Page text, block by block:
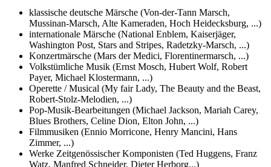
klassische deutsche Märsche (Von-der-Tann Marsch,
Mussinan-Marsch, Alte Kameraden, Hoch Heidecksburg, ...)
internationale Märsche (National Enblem, Kaiserjäger,
Washington Post, Stars and Stripes, Radetzky-Marsch, ...)
Konzertmärsche (Mars der Medici, Florentinermarsch, ...)
Volkstümliche Musik (Ernst Mosch, Hubert Wolf, Robert
Payer, Michael Klostermann, ...)
Operette / Musical (My fair Lady, The Beauty and the Beast,
Robert-Stolz-Melodien, ...)
Pop-Musik-Bearbeitungen (Michael Jackson, Mariah Carey,
Blues Brothers, Celine Dion, Elton John, ...)
Filmmusiken (Ennio Morricone, Henry Mancini, Hans
Zimmer, ...)
Werke Zeitgenössischer Komponisten (Ted Huggens, Franz
Watz, Manfred Schneider, Dieter Herborg...)